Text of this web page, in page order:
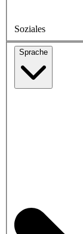
Soziales
Sprache